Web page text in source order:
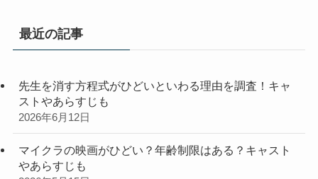
リ
最近の記事
先生を消す方程式がひどいといわる理由を調査！キャ
ストやあらすじも
2026年6月12日
マイクラの映画がひどい？年齢制限はある？キャスト
やあらすじも